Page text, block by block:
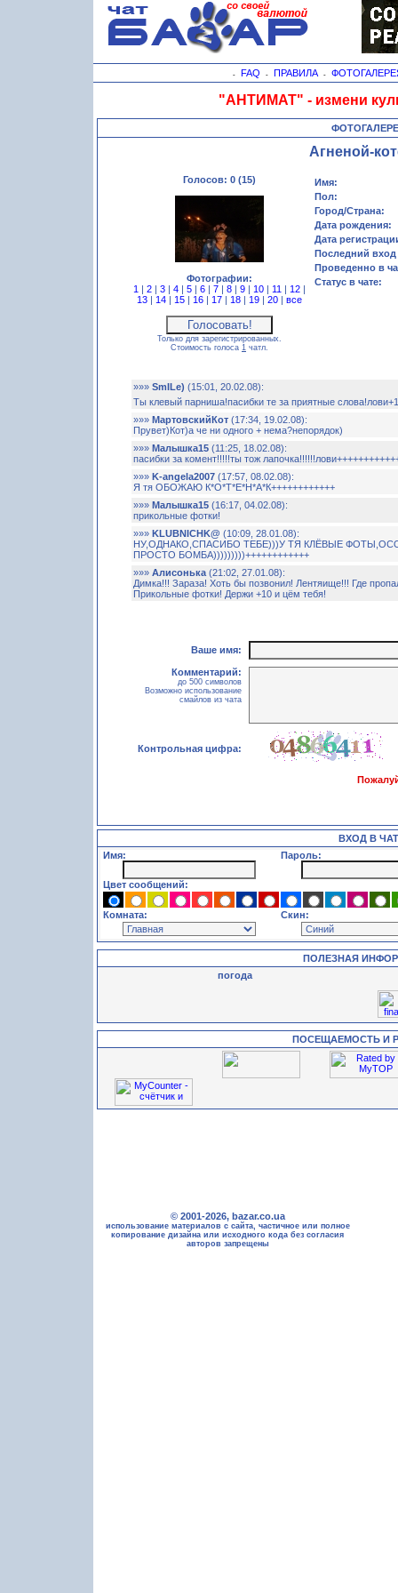
- FAQ - ПРАВИЛА-
"АНТИМАТ" - измени
Агненой-
Голосов: 0 (15)
Фотографии:
1 | 2 | 3 | 4 | 5 | 6 | 7 | 8 | 9 | 10 | 11 | 12 |
13 | 14 | 15 | 16 | 17 | 18 | 19 | 20 | все
Только для зарегистрированных.
Стоимость голоса 1 чатл.
Имя:
Пол:
Город/Страна:
Дата рождения:
Дата
Последний вход
Проведенно в
Статус в чате:
»»» SmILe) (15:01, 20.02.08):
Ты клевый парниша!пасибки те за приятные
»»» МартовскийКот (17:34, 19.02.08):
Прувет)Кот)а че ни одного + нема?непорядок)
»»» Малышка15 (11:25, 18.02.08):
пасибки за комент!!!!!ты тож
»»» K-angela2007 (17:57, 08.02.08):
Я тя ОБОЖАЮ К*О*Т*Е*Н*А*К++++++++++++
»»» Малышка15 (16:17, 04.02.08):
прикольные фотки!
»»» KLUBNICHK@ (10:09, 28.01.08):
НУ,ОДНАКО,СПАСИБО ТЕБЕ)))У ТЯ КЛЁВЫЕ
ПРОСТО БОМБА)))))))))++++++++++++
»»» Алисонька (21:02, 27.01.08):
Димка!!! Зараза! Хоть бы позвонил! Лентяище!!! Где
Прикольные фотки! Держи +10 и цём тебя!
Ваше имя:
Комментарий:
до 500 символов
Возможно использование
смайлов из чата
Контрольная цифра:
ВХОД В ЧАТ
Имя:
Пароль:
Цвет сообщений:
Комната: Скин:
ПОЛЕЗНАЯ
погода
ПОСЕЩАЕМОСТЬ И
© 2001-2026, bazar.co.ua
использование материалов с сайта, частичное или полное
копирование дизайна или исходного кода без согласия
авторов запрещены